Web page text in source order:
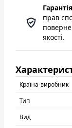
прав
якості.
Країна-виробник
Тип
Вид